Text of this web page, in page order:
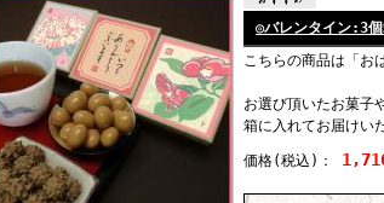
◎バレンタイン:3個
こちらの商品は「お
お選び頂いたお菓子
箱に入れてお届けい
価格(税込) ：